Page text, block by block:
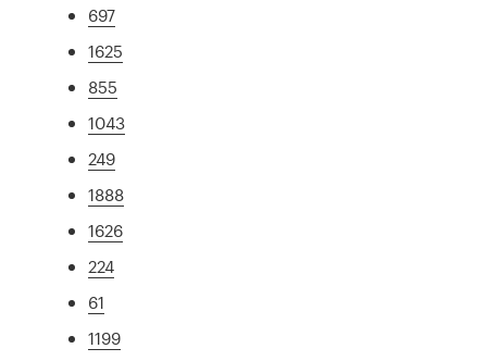
697
1625
855
1043
249
1888
1626
224
61
1199